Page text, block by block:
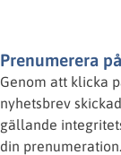
Prenumerera
Genom att klicka
nyhetsbrev
gällande
din prenumeration.